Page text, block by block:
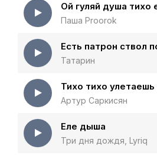
Паша Proorok
Есть патрон ствол
Татарин
Артур Саркисян
Еле дыша
Три дня дождя, Lyriq